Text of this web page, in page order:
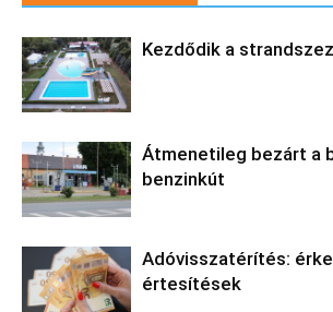
Kezdődik a
Átmenetileg bezárt a
benzinkút
Adóvisszatérítés:
értesítések